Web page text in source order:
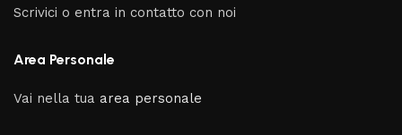
Scrivici o entra in contatto con noi
Area Personale
Vai nella tua area personale